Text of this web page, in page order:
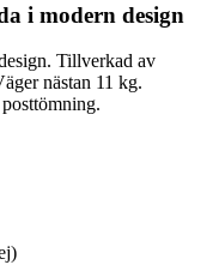
i modern design
Tillverkad av
nästan 11 kg.